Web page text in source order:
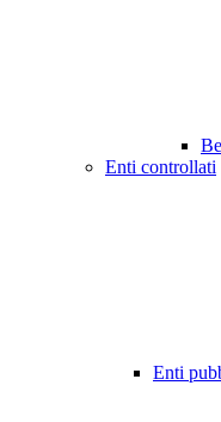
Enti controllati
Enti